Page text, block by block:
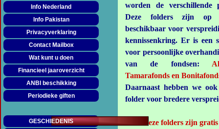
Info Nederland
Info Pakistan
Privacyverklaring
Contact Mailbox
Wat kunt u doen
Financieel jaaroverzicht
ANBI beschikking
Periodieke giften
GESCHIEDENIS
worden de verschillende
Deze folders zijn op
beschikbaar voor
kennissenkring. Er is een
voor persoonlijke
van de fondsen:
Tamarafonds en
Daarnaast hebben we
folder voor bredere
Deze folders zijn